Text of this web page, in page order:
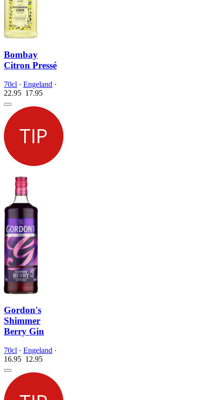
Bombay
Citron Pressé
70cl · Engeland ·
22.95 17.95
Gordon's
Shimmer
Berry Gin
70cl · Engeland ·
16.95 12.95